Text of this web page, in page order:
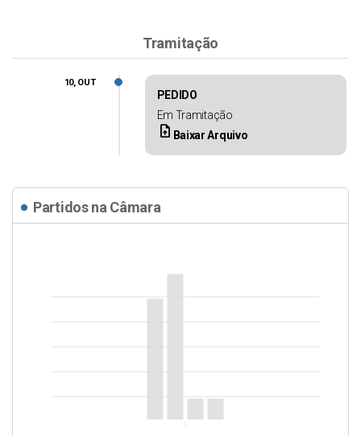
Tramitação
PEDIDO
Em Tramitação
upload_file Baixar Arquivo
10, OUT
Partidos na Câmara